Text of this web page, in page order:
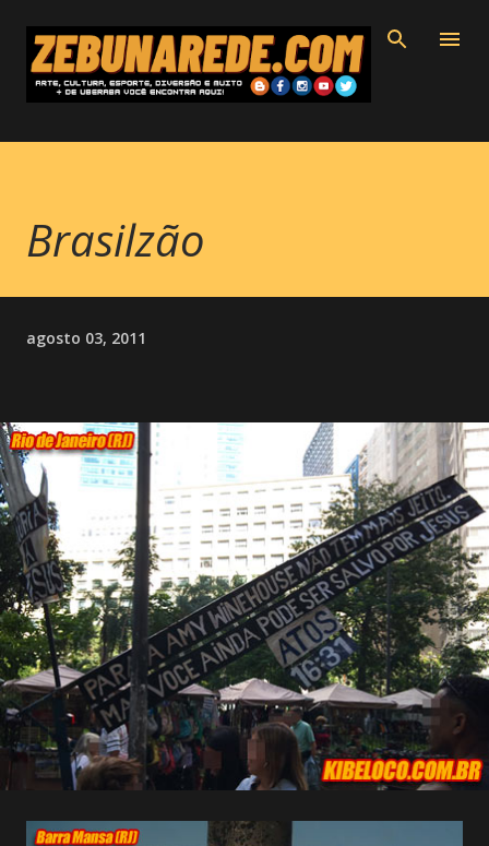
Pular para o conteúdo principal
Brasilzão
agosto 03, 2011